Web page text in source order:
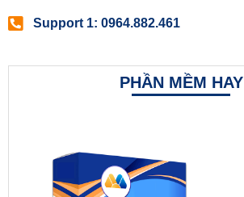
Support 1: 0964.882.461
PHẦN MỀM HAY